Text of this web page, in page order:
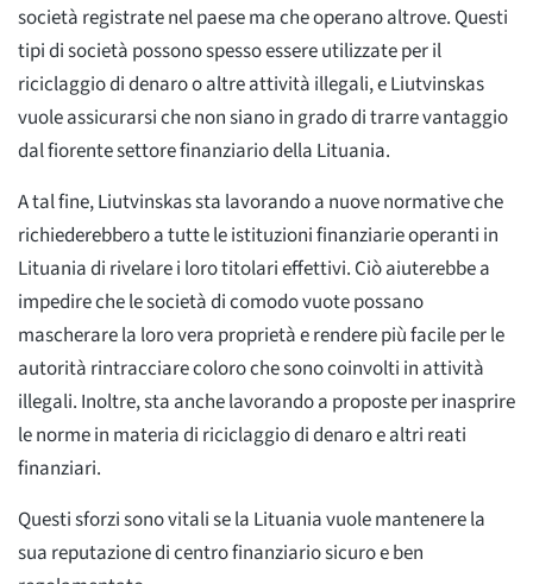
società registrate nel paese ma che operano altrove. Questi
tipi di società possono spesso essere utilizzate per il
riciclaggio di denaro o altre attività illegali, e Liutvinskas
vuole assicurarsi che non siano in grado di trarre vantaggio
dal fiorente settore finanziario della Lituania.
A tal fine, Liutvinskas sta lavorando a nuove normative che
richiederebbero a tutte le istituzioni finanziarie operanti in
Lituania di rivelare i loro titolari effettivi. Ciò aiuterebbe a
impedire che le società di comodo vuote possano
mascherare la loro vera proprietà e rendere più facile per le
autorità rintracciare coloro che sono coinvolti in attività
illegali. Inoltre, sta anche lavorando a proposte per inasprire
le norme in materia di riciclaggio di denaro e altri reati
finanziari.
Questi sforzi sono vitali se la Lituania vuole mantenere la
sua reputazione di centro finanziario sicuro e ben